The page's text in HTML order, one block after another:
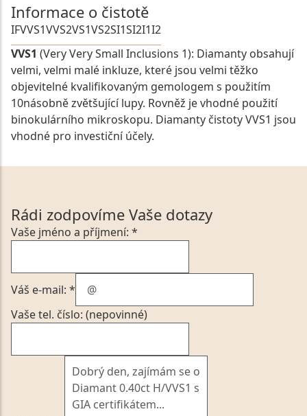
Informace o čistotě
IFVVS1VVS2VS1VS2SI1SI2I1I2
VVS1 (Very Very Small Inclusions 1): Diamanty obsahují
velmi, velmi malé inkluze, které jsou velmi těžko
objevitelné kvalifikovaným gemologem s použitím
10násobně zvětšující lupy. Rovněž je vhodné použití
binokulárního mikroskopu. Diamanty čistoty VVS1 jsou
vhodné pro investiční účely.
Rádi zodpovíme Vaše dotazy
Vaše jméno a příjmení: *
Váš e-mail: *
Vaše tel. číslo: (nepovinné)